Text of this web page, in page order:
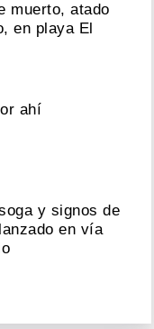
muerto, atado
en playa El
ahí
y signos de
en vía